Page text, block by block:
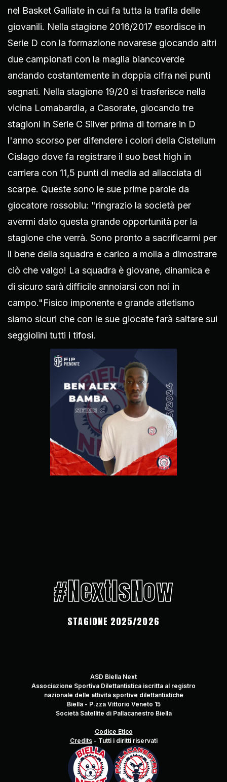
nel Basket Galliate in cui fa tutta la trafila delle
giovanili. Nella stagione 2016/2017 esordisce in
Serie D con la formazione novarese giocando altri
due campionati con la maglia biancoverde
andando costantemente in doppia cifra nei punti
segnati. Nella stagione 19/20 si trasferisce nella
vicina Lomabardia, a Casorate, giocando tre
stagioni in Serie C Silver prima di tornare in D
l'anno scorso per difendere i colori della Cistellum
Cislago dove fa registrare il suo best high in
carriera con 11,5 punti di media ad allacciata di
scarpe. Queste sono le sue prime parole da
giocatore rossoblu: "ringrazio la società per
avermi dato questa grande opportunità per la
stagione che verrà. Sono pronto a sacrificarmi per
il bene della squadra e carico a molla a dimostrare
ciò che valgo! La squadra è giovane, dinamica e
di sicuro sarà difficile annoiarsi con noi in
campo."Fisico imponente e grande atletismo
siamo sicuri che con le sue giocate farà saltare sui
seggiolini tutti i tifosi.
#NextIsNow
STAGIONE 2025/2026
ASD Biella Next
Associazione Sportiva Dilettantistica iscritta al registro
nazionale delle attività sportive dilettantistiche
Biella - P.zza Vittorio Veneto 15
Società Satellite di Pallacanestro Biella
Codice Etico
Credits- Tutti i diritti riservati